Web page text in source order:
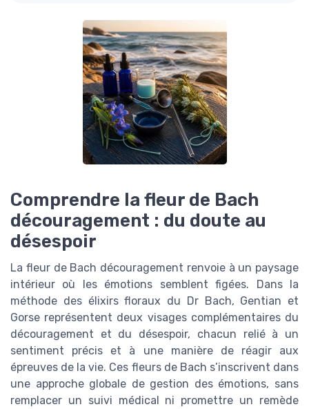
Comprendre la fleur de Bach
découragement : du doute au
désespoir
La fleur de Bach découragement renvoie à un paysage
intérieur où les émotions semblent figées. Dans la
méthode des élixirs floraux du Dr Bach, Gentian et
Gorse représentent deux visages complémentaires du
découragement et du désespoir, chacun relié à un
sentiment précis et à une manière de réagir aux
épreuves de la vie. Ces fleurs de Bach s’inscrivent dans
une approche globale de gestion des émotions, sans
remplacer un suivi médical ni promettre un remède